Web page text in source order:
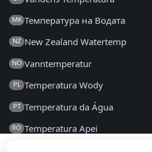
MK Температура на Водата
NZ New Zealand Watertemp
NO Vanntemperatur
PL Temperatura Wody
PT Temperatura da Água
RO Temperatura Apei